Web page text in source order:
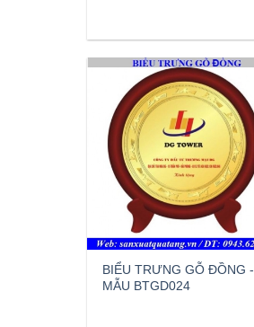
BIỂU TRƯNG GỖ ĐỒNG -
MẪU BTGD024